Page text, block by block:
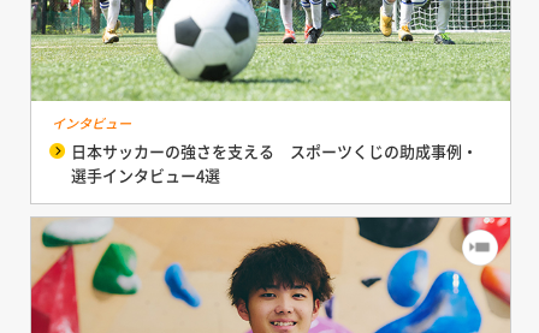
インタビュー
日本サッカーの強さを支える スポーツくじの助成事例・
選手インタビュー4選